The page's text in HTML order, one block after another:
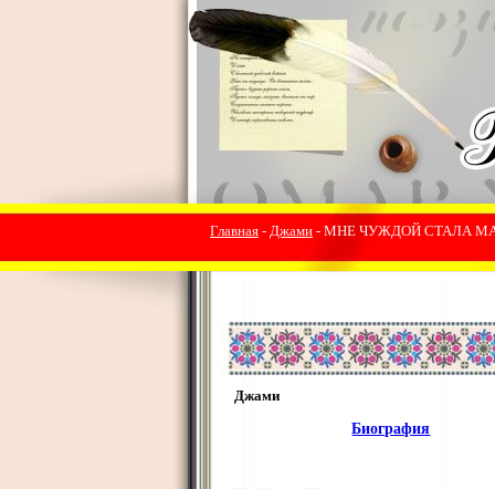
Главная - Джами - МНЕ ЧУЖДОЙ СТАЛА
Джами
Биография